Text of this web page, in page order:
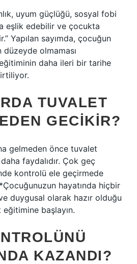
uyum güçlüğü, sosyal fobi
eşlik edebilir ve çocukta
Yapılan sayımda, çocuğun
olmaması
daha ileri bir tarihe
TUVALET
GECIKIR?
gelmeden önce tuvalet
faydalıdır. Çok geç
kontrolü ele geçirmede
hayatında hiçbir
duygusal olarak hazır olduğu
başlayın.
KAZANDI?